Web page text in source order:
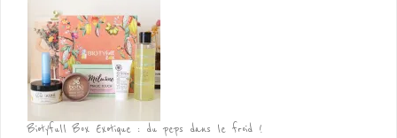
Biotyfull Box Exotique : du peps dans le froid !